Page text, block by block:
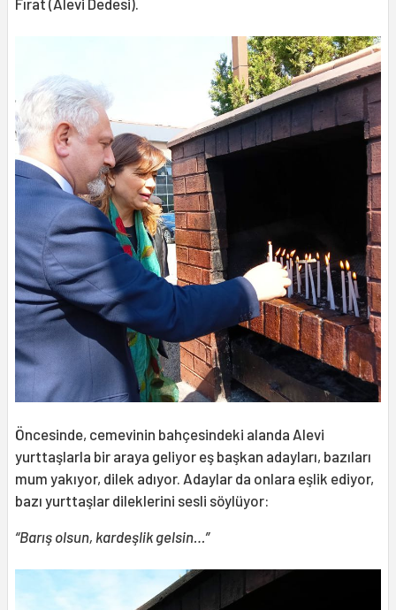
Öncesinde, cemevinin bahçesindeki alanda Alevi
yurttaşlarla bir araya geliyor eş başkan adayları, bazıları
mum yakıyor, dilek adıyor. Adaylar da onlara eşlik ediyor,
bazı yurttaşlar dileklerini sesli söylüyor:
“Barış olsun, kardeşlik gelsin…”